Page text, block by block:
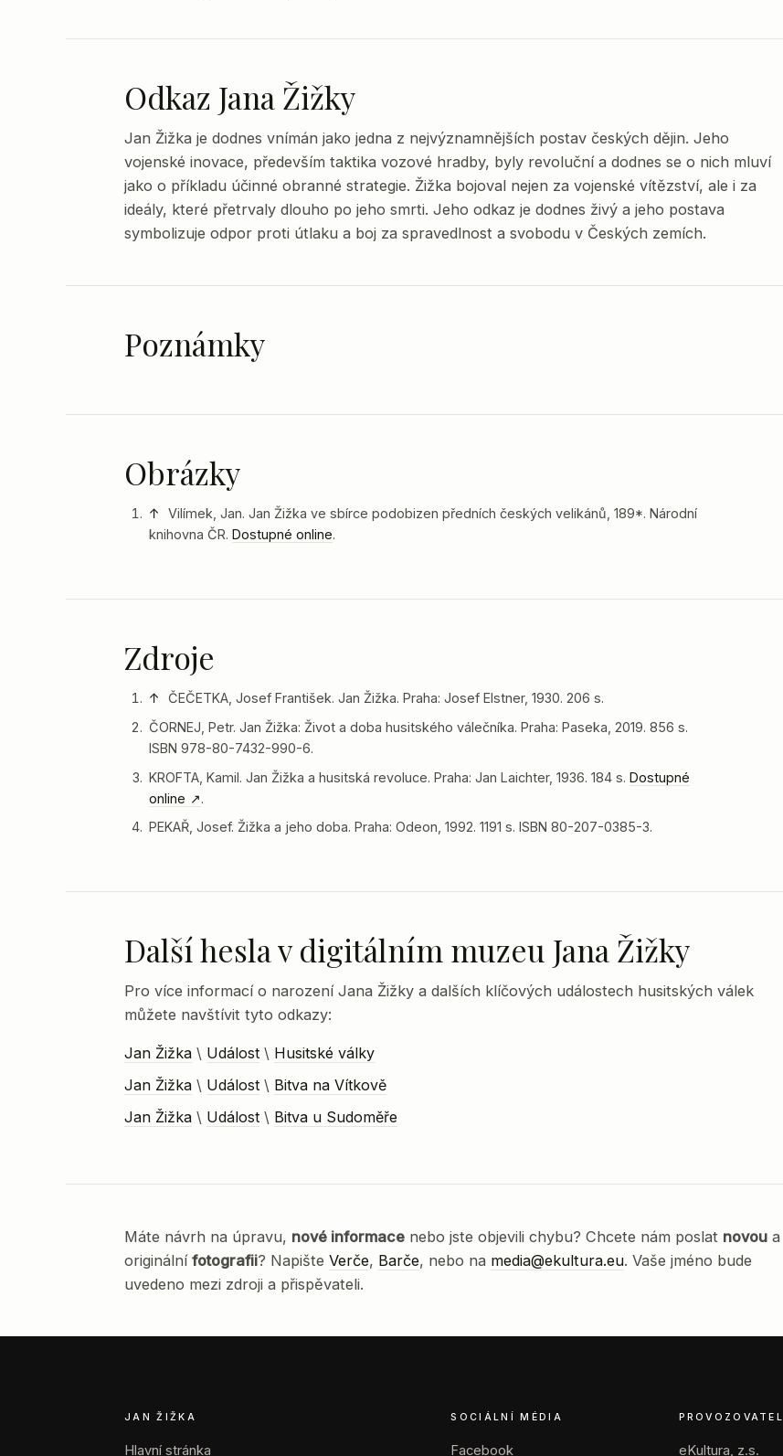
Odkaz Jana Žižky
Jan Žižka je dodnes vnímán jako jedna z nejvýznamnějších postav českých dějin. Jeho
vojenské inovace, především taktika vozové hradby, byly revoluční a dodnes se o nich mluví
jako o příkladu účinné obranné strategie. Žižka bojoval nejen za vojenské vítězství, ale i za
ideály, které přetrvaly dlouho po jeho smrti. Jeho odkaz je dodnes živý a jeho postava
symbolizuje odpor proti útlaku a boj za spravedlnost a svobodu v Českých zemích.
Poznámky
Obrázky
↑
Vilímek, Jan. Jan Žižka ve sbírce podobizen předních českých velikánů, 189*. Národní
knihovna ČR.Dostupné online.
Zdroje
↑
ČEČETKA, Josef František. Jan Žižka. Praha: Josef Elstner, 1930. 206 s.
ČORNEJ, Petr. Jan Žižka: Život a doba husitského válečníka. Praha: Paseka, 2019. 856 s.
ISBN 978-80-7432-990-6.
KROFTA, Kamil. Jan Žižka a husitská revoluce. Praha: Jan Laichter, 1936. 184 s.Dostupné
online
.
PEKAŘ, Josef. Žižka a jeho doba. Praha: Odeon, 1992. 1191 s. ISBN 80-207-0385-3.
Další hesla v digitálním muzeu Jana Žižky
Pro více informací o narození Jana Žižky a dalších klíčových událostech husitských válek
můžete navštívit tyto odkazy:
Jan Žižka \ Událost \ Husitské války
Jan Žižka \ Událost \ Bitva na Vítkově
Jan Žižka \ Událost \ Bitva u Sudoměře
Máte návrh na úpravu, nové informace nebo jste objevili chybu? Chcete nám poslat novou a
originální fotografii? Napište Verče, Barče, nebo na media@ekultura.eu. Vaše jméno bude
uvedeno mezi zdroji a přispěvateli.
JAN ŽIŽKA
Hlavní stránka
SOCIÁLNÍ MÉDIA
Facebook
PROVOZOVATEL
eKultura, z.s.